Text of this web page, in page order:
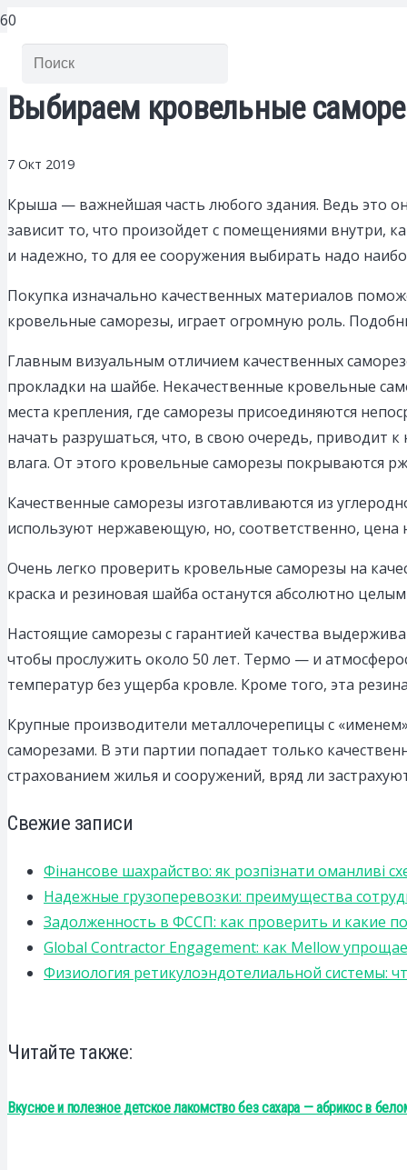
Выбираем кровельные
7 Окт 2019
Крыша — важнейшая часть любого здания. Ведь это
зависит то, что произойдет с помещениями внутри,
и надежно, то для ее сооружения выбирать надо
Покупка изначально качественных материалов
кровельные саморезы, играет огромную роль.
Главным визуальным отличием качественных
прокладки на шайбе. Некачественные кровельные
места крепления, где саморезы присоединяются
начать разрушаться, что, в свою очередь, приводит
влага. От этого кровельные саморезы покрываются
Качественные саморезы изготавливаются из
используют нержавеющую, но, соответственно, цена
Очень легко проверить кровельные саморезы на
краска и резиновая шайба останутся абсолютно
Настоящие саморезы с гарантией качества
чтобы прослужить около 50 лет. Термо — и
температур без ущерба кровле. Кроме того, эта
Крупные производители металлочерепицы с
саморезами. В эти партии попадает только
страхованием жилья и сооружений, вряд ли
Свежие записи
Фінансове шахрайство: як розпізнати оманливі
Надежные грузоперевозки: преимущества
Задолженность в ФССП: как проверить и какие
Global Contractor Engagement: как Mellow
Физиология ретикулоэндотелиальной системы:
Читайте также:
Вкусное и полезное детское лакомство без сахара — абрикос в